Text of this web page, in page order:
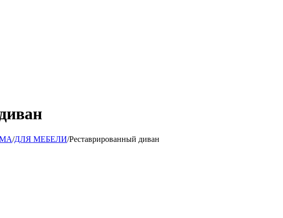
/ДЛЯ МЕБЕЛИ/Реставрированный диван